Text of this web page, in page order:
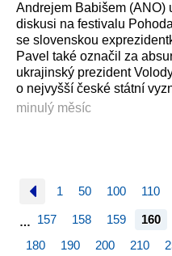
Andrejem Babišem (ANO)
diskusi na festivalu
se slovenskou
Pavel také označil za
ukrajinský prezident
o nejvyšší české státní
minulý měsíc
1 50 100 110
… 157 158 159 160
180
190 200 210